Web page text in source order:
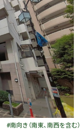
#南向き（南東、南西を含む）